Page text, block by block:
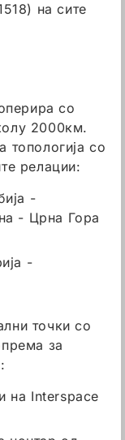
на сите
со
2000км.
топологија со
релации:
-
- Црна Гора
-
точки со
за
на Interspace